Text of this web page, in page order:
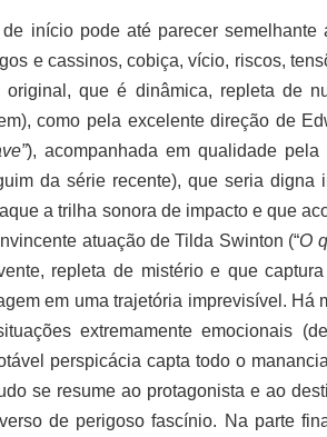
início pode até parecer semelhante
e cassinos, cobiça, vício, riscos,
original, que é dinâmica, repleta de
como pela excelente direção de
), acompanhada em qualidade
da série recente), que seria digna
a trilha sonora de impacto e que
atuação de Tilda Swinton (“O
repleta de mistério e que
em uma trajetória imprevisível. Há
extremamente emocionais
perspicácia capta todo o
se resume ao protagonista e ao
de perigoso fascínio. Na parte